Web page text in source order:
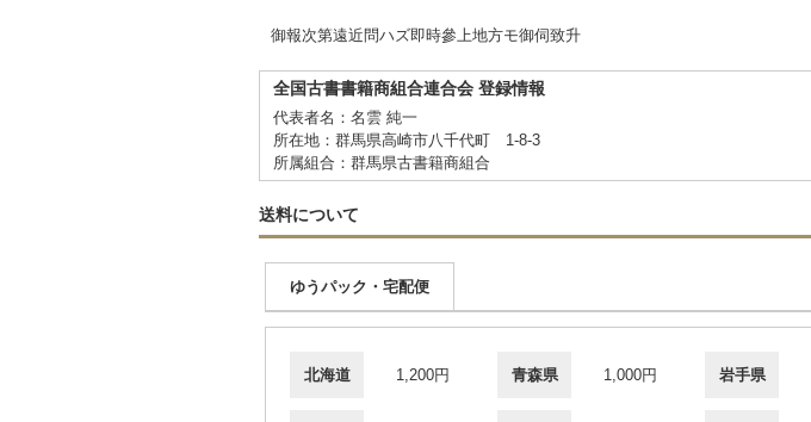
御報次第遠近問ハズ即時參上地方モ御伺致升
全国古書書籍商組合連合会 登録情報
代表者名：名雲 純一
所在地：群馬県高崎市八千代町 1-8-3
所属組合：群馬県古書籍商組合
送料について
ゆうパック・宅配便
北海道 1,200円 青森県 1,000円 岩手県